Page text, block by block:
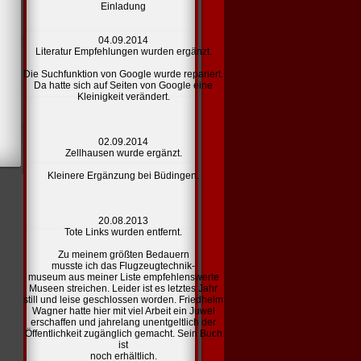
Einladung
04.09.2014
Literatur Empfehlungen wurden ergänzt.
Die Suchfunktion von Google wurde repariert.
Da hatte sich auf Seiten von Google eine
Kleinigkeit verändert.
02.09.2014
Zellhausen wurde ergänzt.
Kleinere Ergänzung bei Büdingen.
20.08.2013
Tote Links wurden entfernt.
Zu meinem größten Bedauern
musste ich das Flugzeugtechnik-
museum aus meiner Liste empfehlenswerte
Museen streichen. Leider ist es letztes Jahr
still und leise geschlossen worden. Friedhelm
Wagner hatte hier mit viel Arbeit ein Juwel
erschaffen und jahrelang unentgeltlich der
Öffentlichkeit zugänglich gemacht. Sein Buch
ist
noch erhältlich.